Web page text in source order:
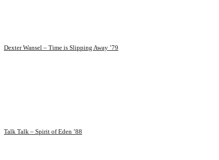
Dexter Wansel – Time is Slipping Away ’79
Talk Talk – Spirit of Eden ’88